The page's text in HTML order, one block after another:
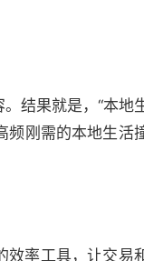
结果就是，“本地
频刚需的本地生活
效率工具，让交易